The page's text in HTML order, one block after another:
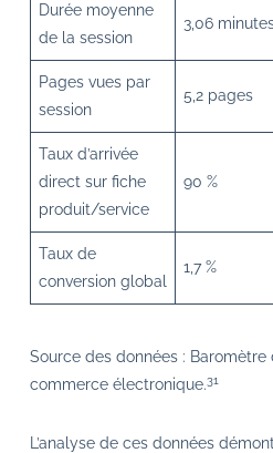
Durée moyenne
de la session
3,06
Pages vues par
session
5,2 pages
Taux d’arrivée
direct sur fiche
produit/service
90 %
Taux de
conversion global
1,7 %
Source des données : Baromètre
commerce électronique.31
L’analyse de ces données